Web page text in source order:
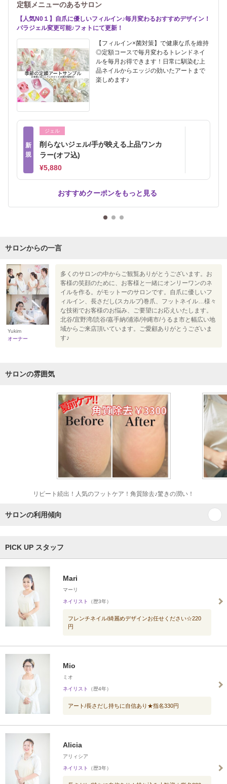
定額メニューのあるサロン
【人気N0１】自爪に優しいフィルイン♪毎月変わるおすすめデザイン！
パラジェル変更可能♪フォトにて更新！
【フィルイン×菌対策】で健康な爪を維持
◎定額コースで毎月変わるトレンドネイ
ルを毎月お得できます！日常に馴染む上
品ネイルからエッジの効いたアートまで
楽しめます♪
新
規
ジェル
削らないジェル/手が映える上品ワンカ
ラー(オフ込)
¥5,880
おすすめクーポンをもっと見る
サロンからの一言
Yukim
オーナー
多くのサロンの中からご観覧ありがとうございます。お
客様の笑顔のために、お客様と一緒にオンリーワンのネ
イルを作る。がモットーのサロンです。自爪に優しいフ
ィルイン、長さだし(スカルプ)巻爪、フットネイル…様々
な技術でお客様のお悩み、ご要望にお応えいたします。
北谷/宜野湾/読谷/嘉手納/浦添/沖縄市/うるま市と幅広い地
域からご来店頂いています。ご愛顧ありがとうございま
す♪
サロンの雰囲気
リピート続出！人気のフットケア！角質除去♪驚きの潤い！
サロンの利用傾向
PICK UP スタッフ
Mari
マーリ
ネイリスト （歴3年）
フレンチネイル/綺麗めデザインお任せください☆220
円
Mio
ミオ
ネイリスト （歴4年）
アート/長さだし持ちに自信あり★指名330円
Alicia
アリィシア
ネイリスト （歴3年）